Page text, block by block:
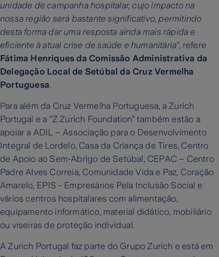
unidade de campanha hospitalar, cujo impacto na
nossa região será bastante significativo, permitindo
desta forma dar uma resposta ainda mais rápida e
eficiente à atual crise de saúde e humanitária”, refere
Fátima Henriques da Comissão Administrativa da
Delegação Local de Setúbal da Cruz Vermelha
Portuguesa.
Para além da Cruz Vermelha Portuguesa, a Zurich
Portugal e a “Z Zurich Foundation” também estão a
apoiar a ADIL – Associação para o Desenvolvimento
Integral de Lordelo, Casa da Criança de Tires, Centro
de Apoio ao Sem-Abrigo de Setúbal, CEPAC – Centro
Padre Alves Correia, Comunidade Vida e Paz, Coração
Amarelo, EPIS - Empresários Pela Inclusão Social e
vários centros hospitalares com alimentação,
equipamento informático, material didático, mobiliário
ou viseiras de proteção individual.
A Zurich Portugal faz parte do Grupo Zurich e está em